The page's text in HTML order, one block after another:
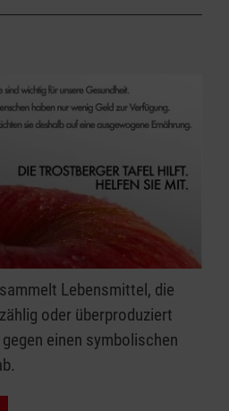
Lebensmittel, die
oder überproduziert
einen symbolischen